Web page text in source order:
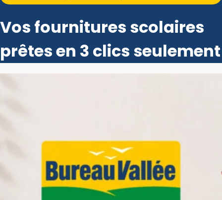
Vos fournitures scolaires
prêtes en 3 clics seulement